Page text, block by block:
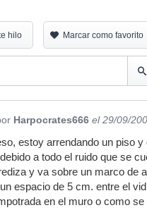
hilo Marcar como favorito
Harpocrates666 el 29/09/
estoy arrendando un piso
a todo el ruido que se
y va sobre un marco de
espacio de 5 cm. entre el
en el muro o como